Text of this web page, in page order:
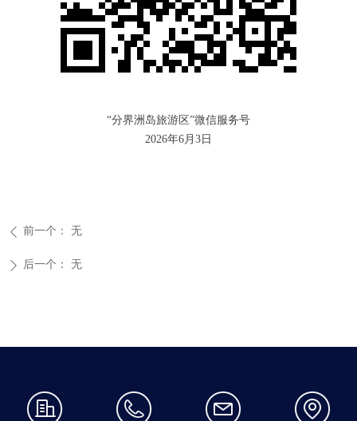
“分界洲岛旅游区”微信服务号
2026年6月3日
ꄴ 前一个： 无
ꄲ 后一个： 无